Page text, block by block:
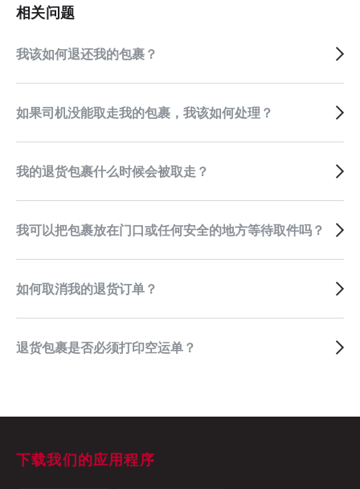
相关问题
我该如何退还我的包裹？
如果司机没能取走我的包裹，我该如何处理？
我的退货包裹什么时候会被取走？
我可以把包裹放在门口或任何安全的地方等待取件吗？
如何取消我的退货订单？
退货包裹是否必须打印空运单？
下载我们的应用程序